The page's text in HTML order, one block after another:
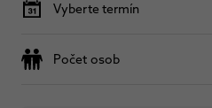
Vyberte termín
Počet osob